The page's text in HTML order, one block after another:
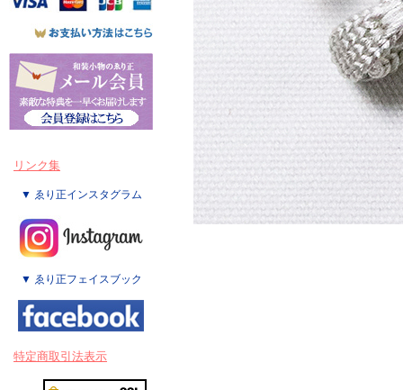
リンク集
▼ ゑり正インスタグラム
▼ ゑり正フェイスブック
特定商取引法表示